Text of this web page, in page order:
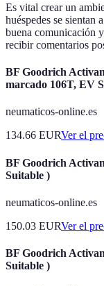
Es vital crear un
huéspedes se sientan
buena comunicación
recibir comentarios
BF Goodrich
marcado 106T, EV
neumaticos-online.es
134.66 EURVer el
BF Goodrich
Suitable )
neumaticos-online.es
150.03 EURVer el
BF Goodrich
Suitable )